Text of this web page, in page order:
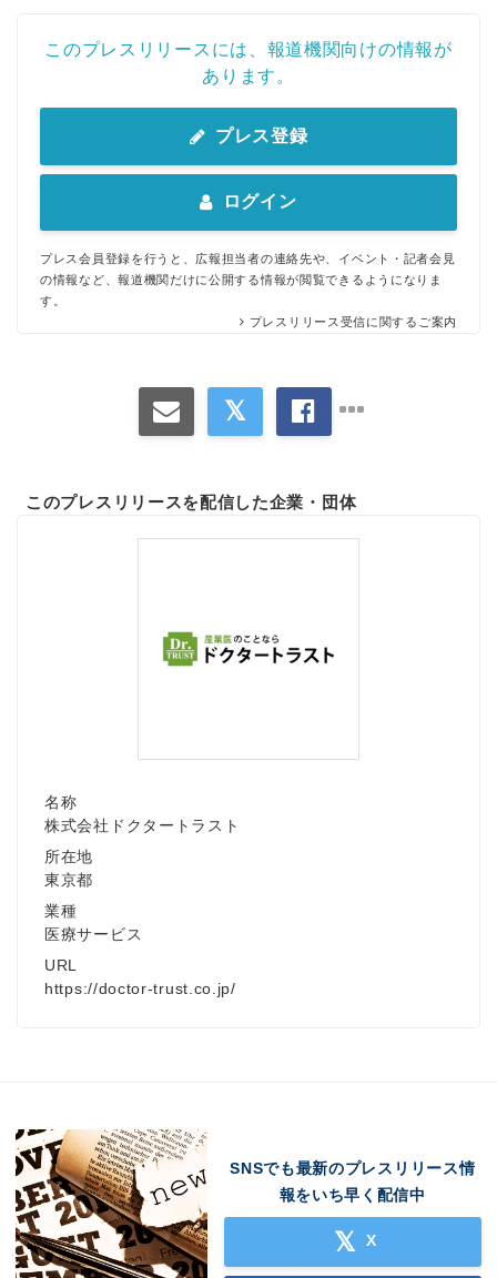
このプレスリリースには、報道機関向けの情報が
あります。
プレス登録
ログイン
プレス会員登録を行うと、広報担当者の連絡先や、イベント・記者会見
の情報など、報道機関だけに公開する情報が閲覧できるようになりま
す。
プレスリリース受信に関するご案内
このプレスリリースを配信した企業・団体
名称
株式会社ドクタートラスト
所在地
東京都
業種
医療サービス
URL
https://doctor-trust.co.jp/
SNSでも最新のプレスリリース情
報をいち早く配信中
X